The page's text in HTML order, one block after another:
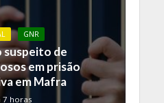
GNR
suspeito de
em prisão
em Mafra
7 horas